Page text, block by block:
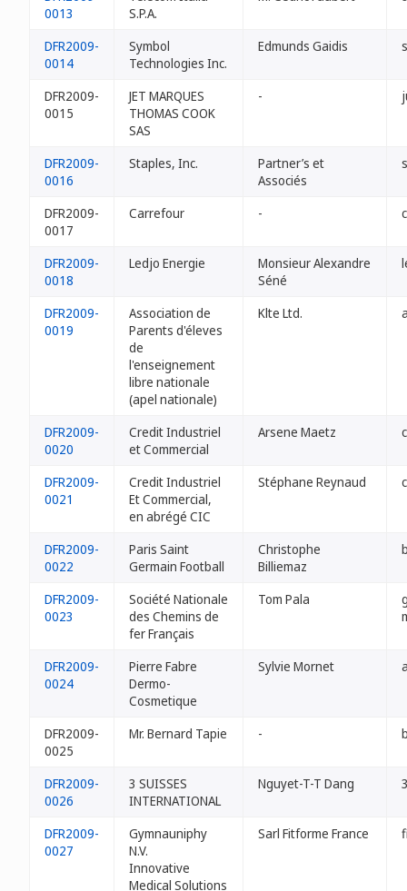
0013
S.P.A.
DFR2009-
0014
Symbol
Technologies Inc.
Edmunds Gaidis
DFR2009-
0015
JET MARQUES
THOMAS COOK
SAS
-
DFR2009-
0016
Staples, Inc.
Partner’s et
Associés
DFR2009-
0017
Carrefour -
DFR2009-
0018
Ledjo Energie
Monsieur Alexandre
Séné
DFR2009-
0019
Association de
Parents d'éleves
de
l'enseignement
libre nationale
(apel nationale)
Klte Ltd.
DFR2009-
0020
Credit Industriel
et Commercial
Arsene Maetz
DFR2009-
0021
Credit Industriel
Et Commercial,
en abrégé CIC
Stéphane Reynaud
DFR2009-
0022
Paris Saint
Germain Football
Christophe
Billiemaz
DFR2009-
0023
Société Nationale
des Chemins de
fer Français
Tom Pala
DFR2009-
0024
Pierre Fabre
Dermo-
Cosmetique
Sylvie Mornet
DFR2009-
0025
Mr. Bernard Tapie -
DFR2009-
0026
3 SUISSES
INTERNATIONAL
Nguyet-T-T Dang
DFR2009-
0027
Gymnauniphy
N.V.
Innovative
Medical Solutions
Sarl Fitforme France